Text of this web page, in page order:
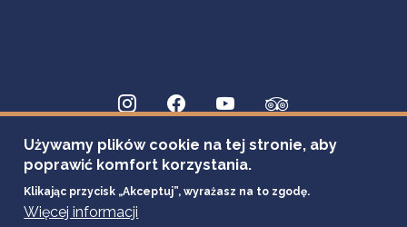
Używamy plików cookie na tej stronie, aby
poprawić komfort korzystania.
Klikając przycisk „Akceptuj”, wyrażasz na to zgodę.
Więcej informacji